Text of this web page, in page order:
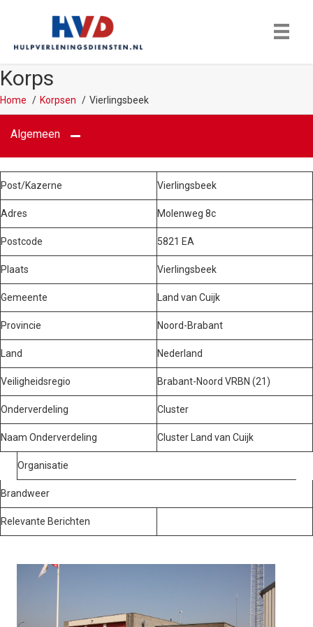
Korps
Home Korpsen Vierlingsbeek
Algemeen
Post/Kazerne Vierlingsbeek
Adres Molenweg 8c
Postcode 5821 EA
Plaats Vierlingsbeek
Gemeente Land van Cuijk
Provincie Noord-Brabant
Land Nederland
Veiligheidsregio Brabant-Noord VRBN (21)
Onderverdeling Cluster
Naam Onderverdeling Cluster Land van Cuijk
Organisatie
Brandweer
Relevante Berichten